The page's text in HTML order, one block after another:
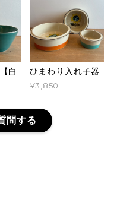
白
ひまわり入れ子器
¥3,850
問する